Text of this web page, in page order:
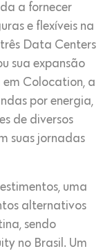
a fornecer
e flexíveis na
Data Centers
sua expansão
em Colocation, a
por energia,
de diversos
suas jornadas
uma
alternativos
sendo
no Brasil. Um